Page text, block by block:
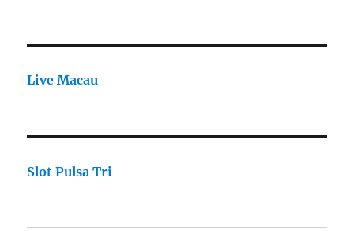
Live Macau
Slot Pulsa Tri